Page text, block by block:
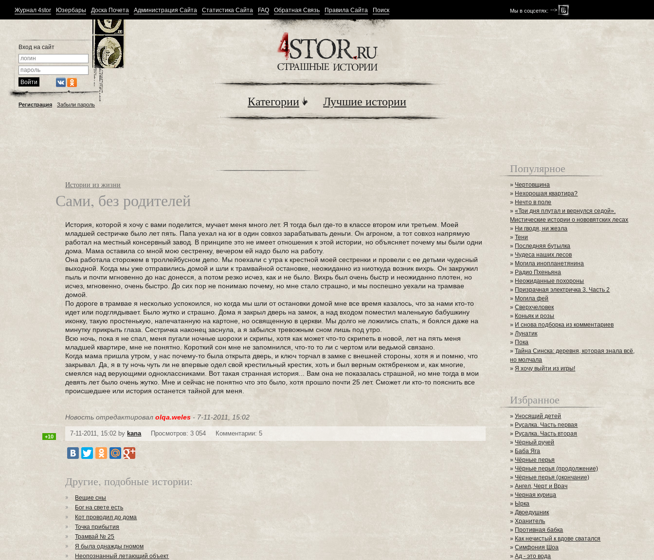
Мы в соцсетях: -->
Журнал 4stor Юзербары Доска Почета Администрация Сайта Статистика Сайта FAQ Обратная Связь Правила Сайта Поиск
Вход на сайт
Регистрация Забыли пароль Категории Лучшие истории
Истории из жизни
Сами, без родителей
История, которой я хочу с вами поделится, мучает меня много лет. Я тогда был где-то в классе втором или третьем. Моей
младшей сестричке было лет пять. Папа уехал на юг в один совхоз зарабатывать деньги. Он агроном, а тот совхоз напрямую
работал на местный консервный завод. В принципе это не имеет отношения к этой истории, но объясняет почему мы были одни
дома. Мама оставила со мной мою сестренку, вечером ей надо было на работу.
Она работала сторожем в троллейбусном депо. Мы поехали с утра к крестной моей сестренки и провели с ее детьми чудесный
выходной. Когда мы уже отправились домой и шли к трамвайной остановке, неожиданно из ниоткуда возник вихрь. Он закружил
пыль и почти мгновенно до нас донесся, а потом резко исчез, как и не было. Вихрь был очень быстр и неожиданно плотен, но
исчез, мгновенно, очень быстро. До сих пор не понимаю почему, но мне стало страшно, и мы поспешно уехали на трамвае
домой.
По дороге в трамвае я несколько успокоился, но когда мы шли от остановки домой мне все время казалось, что за нами кто-то
идет или подглядывает. Было жутко и страшно. Дома я закрыл дверь на замок, а над входом поместил маленькую бабушкину
иконку, такую простенькую, напечатанную на картоне, но освященную в церкви. Мы долго не ложились спать, я боялся даже на
минутку прикрыть глаза. Сестричка наконец заснула, а я забылся тревожным сном лишь под утро.
Всю ночь, пока я не спал, меня пугали ночные шорохи и скрипы, хотя как может что-то скрипеть в новой, лет на пять меня
младшей квартире, мне не понятно. Короткий сон мне не запомнился, что-то то ли с чертом или ведьмой связано.
Когда мама пришла утром, у нас почему-то была открыта дверь, и ключ торчал в замке с внешней стороны, хотя я и помню, что
закрывал. Да, я в ту ночь чуть ли не впервые одел свой крестильный крестик, хоть и был верным октябренком и, как многие,
смеялся над верующими одноклассниками. Вот такая странная история... Вам она не показалась страшной, но мне тогда в мои
девять лет было очень жутко. Мне и сейчас не понятно что это было, хотя прошло почти 25 лет. Сможет ли кто-то пояснить все
происшедшее или история останется тайной для меня.
Новость отредактировалolqa.weles - 7-11-2011, 15:02
7-11-2011, 15:02 by kana Просмотров: 3 054 Комментарии: 5
+10
Другие, подобные истории:
Вещие сны
Бог на свете есть
Кот проводил до дома
Точка прибытия
Трамвай № 25
Я была однажды гномом
Неопознанный летающий объект
Популярное
» Чертовщина
» Нехорошая квартира?
» Нечто в поле
»«Три дня плутал и вернулся седой».
Мистические истории о нововятских лесах
» Ни гводя, ни жезла
»Тени
» Последняя бутылка
» Чудеса наших лесов
» Могила инопланетянина
» Радио Пхеньяна
» Неожиданные похороны
» Призрачная электричка 3. Часть 2
» Могила фей
»Сверхчеловек
» Коньяк и розы
» И снова подборка из комментариев
»Лунатик
» Пока
»Тайна Синска: деревня, которая знала всё,
но молчала
»Я хочу выйти из игры!
Избранное
»Уносящий детей
» Русалка. Часть первая
» Русалка. Часть вторая
» Чёрный ручей
» Баба Яга
» Чёрные перья
»Чёрные перья (продолжение)
» Чёрные перья (окончание)
»Ангел, Черт и Врач
» Черная курица
» Ырка
»Двоедушник
»Хранитель
» Противная бабка
» Как нечистый к вдове сватался
»Симфония Шоа
»Ад - это вода